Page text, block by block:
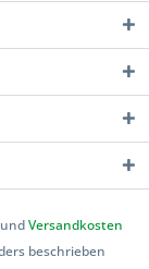
Versandkosten
beschrieben